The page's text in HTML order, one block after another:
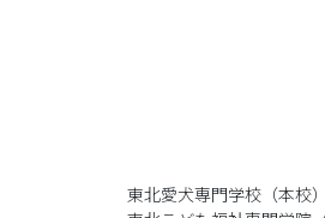
東北愛犬専門学校（本校